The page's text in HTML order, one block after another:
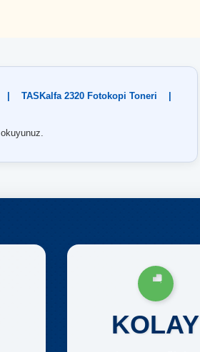
TASKalfa 2320 Fotokopi Toneri
okuyunuz.
KOLAY